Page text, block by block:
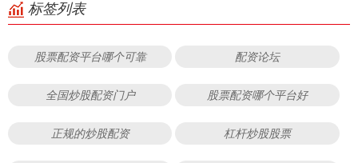
标签列表
股票配资平台哪个可靠 配资论坛
全国炒股配资门户 股票配资哪个平台好
正规的炒股配资 杠杆炒股股票